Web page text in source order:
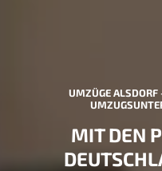
UMZÜGE
MIT DEN